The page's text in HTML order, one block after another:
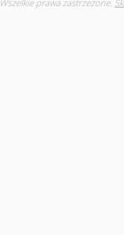
Wszelkie prawa zastrzeżone.